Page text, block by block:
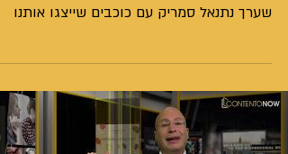
שערך נתנאל סמריק עם כוכבים שייצגו אותנו